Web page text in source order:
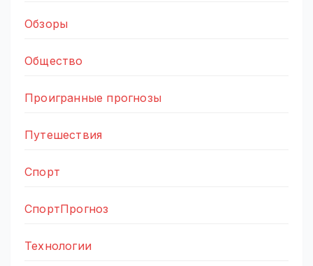
Обзоры
Общество
Проигранные прогнозы
Путешествия
Спорт
СпортПрогноз
Технологии